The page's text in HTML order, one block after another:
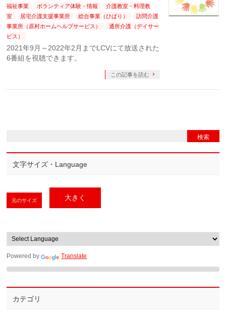
福祉事業
ボランティア体験・情報
介護教室・料理教
室
居宅介護支援事業所 総合事業（ひばり）
訪問介護
事業所（原村ホームヘルプサービス）
通所介護（デイサー
ビス）
2021年9月～2022年2月までLCVにて放送された
6番組を視聴できます。
この記事を読む
文字サイズ・Language
元のサイズ 大きく
Powered by Translate
カテゴリ